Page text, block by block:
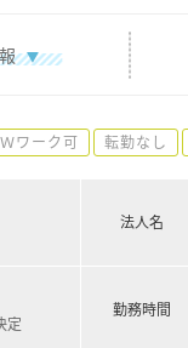
Ｗワーク可 転勤なし
定
法人名
勤務時間